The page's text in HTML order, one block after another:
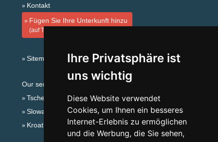
Ihre Privatsphäre ist
uns wichtig
Diese Website verwendet
Cookies, um Ihnen ein besseres
Internet-Erlebnis zu ermöglichen
und die Werbung, die Sie sehen,
Kontakt
Fügen Sie Ihre Unterkunft hinzu
(auf Tschechisch)
Sitemap
Our servers:
Tschechische Gebirge
Slowakische Gebirge
Kroatien